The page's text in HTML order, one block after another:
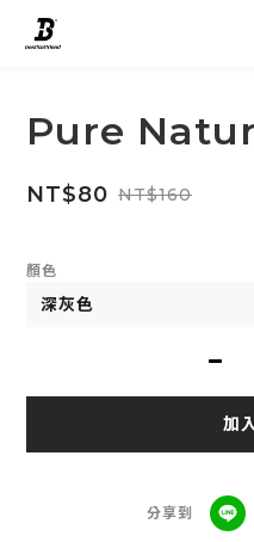
Pure
NT$80 NT$160
顏色
加
分享到